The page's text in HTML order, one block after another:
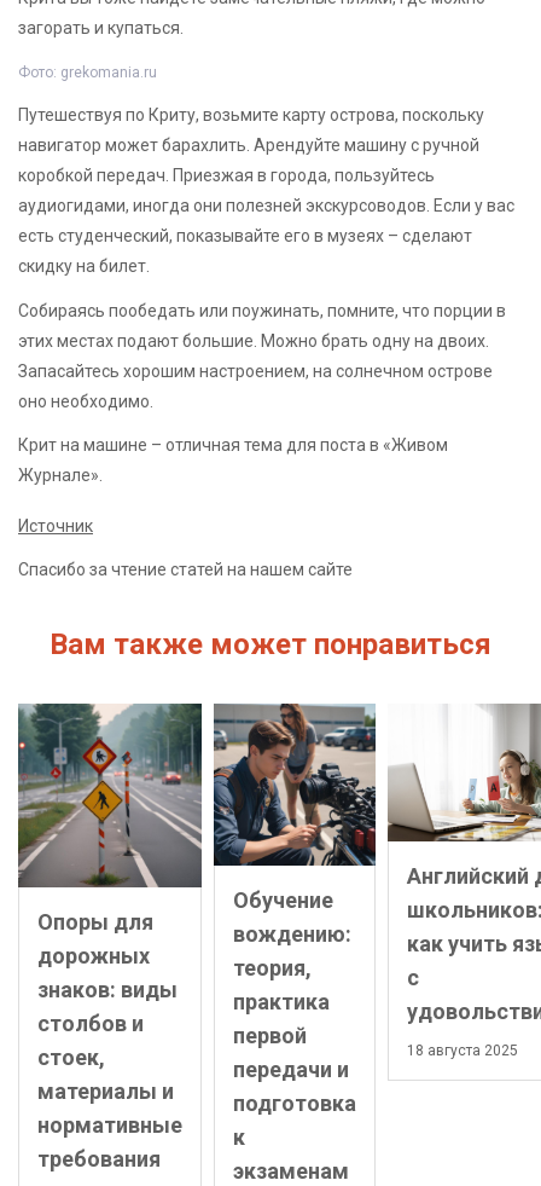
загорать и купаться.
Фото: grekomania.ru
Путешествуя по Криту, возьмите карту острова, поскольку
навигатор может барахлить. Арендуйте машину с ручной
коробкой передач. Приезжая в города, пользуйтесь
аудиогидами, иногда они полезней экскурсоводов. Если у вас
есть студенческий, показывайте его в музеях – сделают
скидку на билет.
Собираясь пообедать или поужинать, помните, что порции в
этих местах подают большие. Можно брать одну на двоих.
Запасайтесь хорошим настроением, на солнечном острове
оно необходимо.
Крит на машине – отличная тема для поста в «Живом
Журнале».
Источник
Спасибо за чтение статей на нашем сайте
Вам также может понравиться
Опоры для
дорожных
знаков: виды
столбов и
стоек,
материалы и
нормативные
требования
Обучение
вождению:
теория,
практика
первой
передачи и
подготовка
к
экзаменам
Английский
как учить
с
18 августа 2025